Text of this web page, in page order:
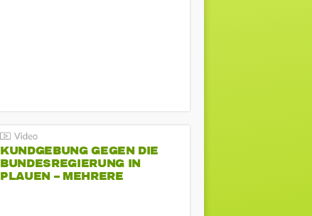
KUNDGEBUNG GEGEN DIE
BUNDESREGIERUNG IN
PLAUEN – MEHRERE